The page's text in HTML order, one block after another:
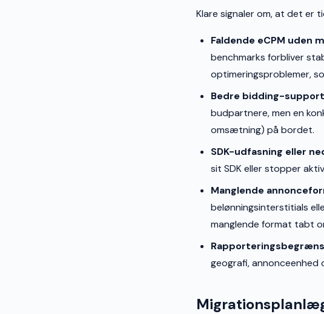
Klare signaler om, at det er
Faldende eCPM uden
benchmarks forbliver
optimeringsproblemer,
Bedre bidding-
budpartnere, men en
omsætning) på bordet.
SDK-udfasning eller
sit SDK eller stopper
Manglende
belønningsinterstitials
manglende format tabt
geografi, annonceenhed